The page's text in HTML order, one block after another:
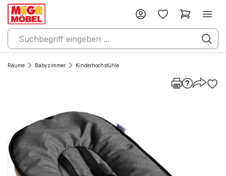
Räume Babyzimmer Kinderhochstühle